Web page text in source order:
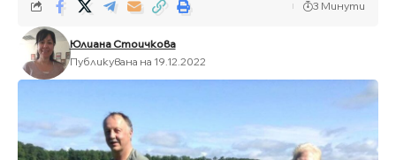
Юлиана Стоичкова
Публикувана на 19.12.2022
3 Минути